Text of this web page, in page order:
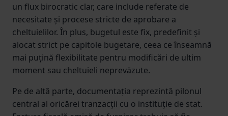
un flux birocratic clar, care include referate de
necesitate și procese stricte de aprobare a
cheltuielilor. În plus, bugetul este fix, predefinit și
alocat strict pe capitole bugetare, ceea ce înseamnă
mai puțină flexibilitate pentru modificări de ultim
moment sau cheltuieli neprevăzute.
Pe de altă parte, documentația reprezintă pilonul
central al oricărei tranzacții cu o instituție de stat.